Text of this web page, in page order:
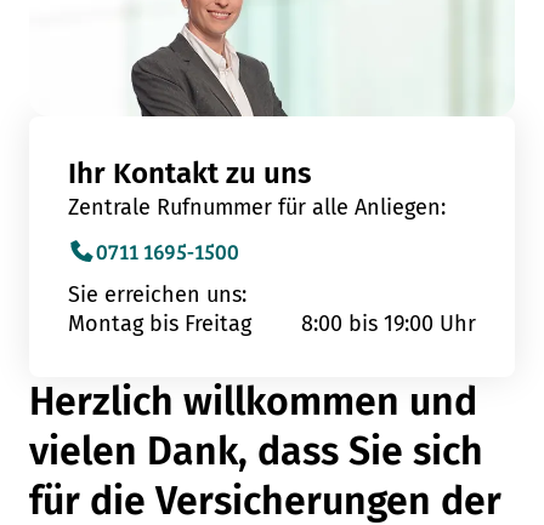
Ihr Kontakt zu uns
Zentrale Rufnummer für alle Anliegen:
0711 1695-1500
Sie erreichen uns:
Montag bis Freitag
8:00 bis 19:00 Uhr
Herzlich willkommen und
vielen Dank, dass Sie sich
für die Versicherungen der